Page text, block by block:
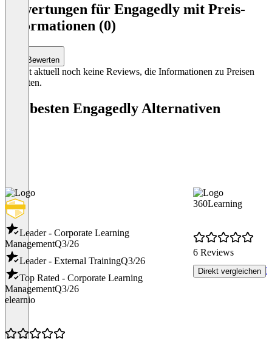
Bewertungen für Engagedly mit Preis-
Informationen (0)
Bewerten
Es gibt aktuell noch keine Reviews, die Informationen zu Preisen
enthalten.
Die besten Engagedly Alternativen
Leader - Corporate Learning
ManagementQ3/26
Leader - External TrainingQ3/26
Top Rated - Corporate Learning
ManagementQ3/26
elearnio
360Learning
6 Reviews
Direkt vergleichen